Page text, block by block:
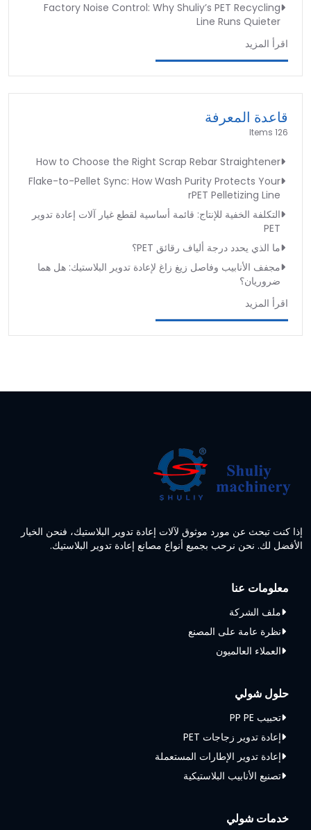
Factory Noise Control: Why Shuliy’s PET Recycling
Line Runs Quieter
اقرأ المزيد
قاعدة المعرفة
126 Items
How to Choose the Right Scrap Rebar Straightener
Flake-to-Pellet Sync: How Wash Purity Protects Your
rPET Pelletizing Line
التكلفة الخفية للإنتاج: قائمة أساسية لقطع غيار آلات إعادة تدوير
PET
ما الذي يحدد درجة ألياف رقائق PET؟
مجفف الأنابيب وفاصل زيغ زاغ لإعادة تدوير البلاستيك: هل هما
ضروريان؟
اقرأ المزيد
إذا كنت تبحث عن مورد موثوق لآلات إعادة تدوير البلاستيك، فنحن الخيار
الأفضل لك. نحن نرحب بجميع أنواع مصانع إعادة تدوير البلاستيك.
معلومات عنا
ملف الشركة
نظرة عامة على المصنع
العملاء العالميون
حلول شولي
تحبيب PP PE
إعادة تدوير زجاجات PET
إعادة تدوير الإطارات المستعملة
تصنيع الأنابيب البلاستيكية
خدمات شولي